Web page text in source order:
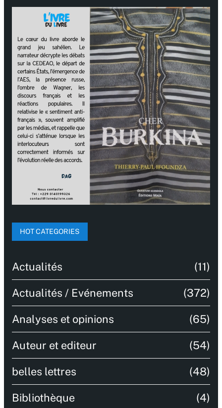
HOT CATEGORIES
Actualités (11)
Actualités / Evénements (372)
Analyses et opinions (65)
Auteur et editeur (54)
belles lettres (48)
Bibliothèque (4)